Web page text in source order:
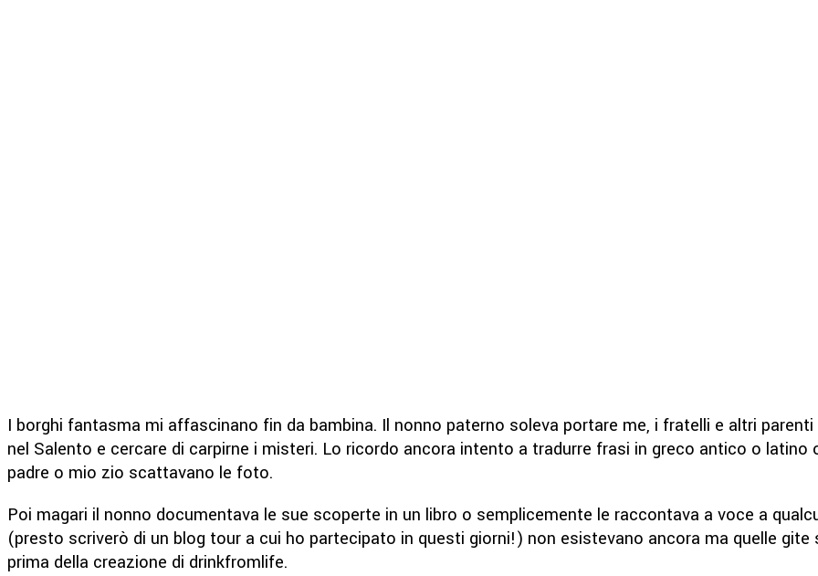
I borghi fantasma mi affascinano fin da bambina. Il nonno paterno soleva portare me, i fratelli e altri
nel Salento e cercare di carpirne i misteri. Lo ricordo ancora intento a tradurre frasi in greco antico o latino
padre o mio zio scattavano le foto.
Poi magari il nonno documentava le sue scoperte in un libro o semplicemente le raccontava a voce a
(presto scriverò di un blog tour a cui ho partecipato in questi giorni!) non esistevano ancora ma quelle
prima della creazione di drinkfromlife.